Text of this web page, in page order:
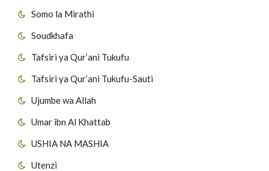
Somo la Mirathi
Soudkhafa
Tafsiri ya Qur’ani Tukufu
Tafsiri ya Qur’ani Tukufu-Sauti
Ujumbe wa Allah
Umar ibn Al Khattab
USHIA NA MASHIA
Utenzi